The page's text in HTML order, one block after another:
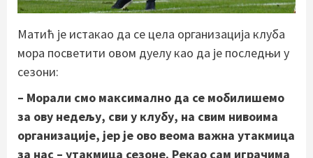
Матић је истакао да се цела организација клуба
мора посветити овом дуелу као да је последњи у
сезони:
– Морали смо максимално да се мобилишемо
за ову недељу, сви у клубу, на свим нивоима
организације, јер је ово веома важна утакмица
за нас – утакмица сезоне. Рекао сам играчима